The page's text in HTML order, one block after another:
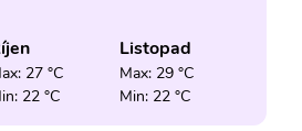
27 °C
22 °C
Listopad
Max: 29 °C
Min: 22 °C